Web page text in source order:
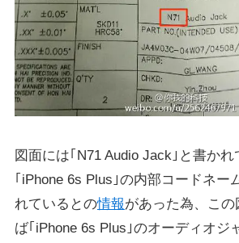
図面には｢N71 Audio Jack｣と書か
｢iPhone 6s Plus｣の内部コードネー
れているとの情報があった為、こ
ば｢iPhone 6s Plus｣のオーディオジ